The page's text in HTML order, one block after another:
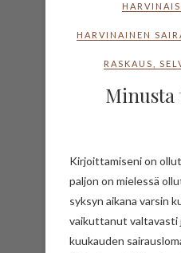
HARVINAINEN
RASKAUS
Kirjoittamiseni on
paljon on mielessä
syksyn aikana varsin
vaikuttanut valtavasti
kuukauden